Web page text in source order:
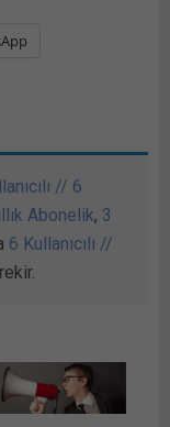
// 6
Abonelik, 3
6 Kullanıcılı //